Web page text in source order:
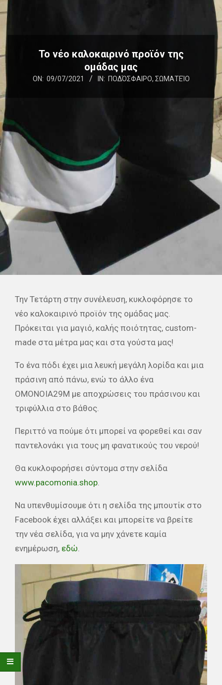
Το νέο καλοκαιρινό προϊόν της
ομάδας μας
ON: 09/07/2021 IN: ΠΟΔΌΣΦΑΙΡΟ, ΣΩΜΑΤΕΊΟ
Την Τετάρτη στην συνέλευση, κυκλοφόρησε το
νέο καλοκαιρινό προϊόν της ομάδας μας.
Πρόκειται για μαγιό, καλής ποιότητας, custom-
made στα μέτρα μας και στα γούστα μας!
Το ένα πόδι έχει μια λευκή μεγάλη λορίδα και μια
πράσινη από πάνω, ενώ το άλλο ένα
ΟΜΟΝΟΙΑ29Μ με αποχρώσεις του πράσινου και
τριφύλλια στο βάθος.
Περιττό να πούμε ότι μπορεί να φορεθεί και σαν
παντελονάκι για τους μη φανατικούς του νερού!
Θα κυκλοφορήσει σύντομα στην σελίδα
www.pacomonia.shop
Να υπενθυμίσουμε ότι η σελίδα της μπουτίκ στο
Facebook έχει αλλάξει και μπορείτε να βρείτε
την νέα σελίδα, για να μην χάνετε καμία
ενημέρωση, εδώ